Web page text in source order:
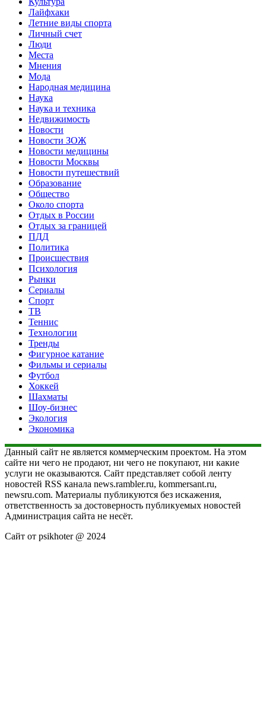
Лайфхаки
Летние виды спорта
Личный счет
Люди
Места
Мнения
Мода
Народная медицина
Наука
Наука и техника
Недвижимость
Новости
Новости ЗОЖ
Новости медицины
Новости Москвы
Новости путешествий
Образование
Общество
Около спорта
Отдых в России
Отдых за границей
ПДД
Политика
Происшествия
Психология
Рынки
Сериалы
Спорт
ТВ
Теннис
Технологии
Тренды
Фигурное катание
Фильмы и сериалы
Футбол
Хоккей
Шахматы
Шоу-бизнес
Экология
Экономика
Данный сайт не является коммерческим проектом. На этом
сайте ни чего не продают, ни чего не покупают, ни какие
услуги не оказываются. Сайт представляет собой ленту
новостей RSS канала news.rambler.ru, kommersant.ru,
newsru.com. Материалы публикуются без искажения,
ответственность за достоверность публикуемых новостей
Администрация сайта не несёт.
Сайт от psikhoter @ 2024